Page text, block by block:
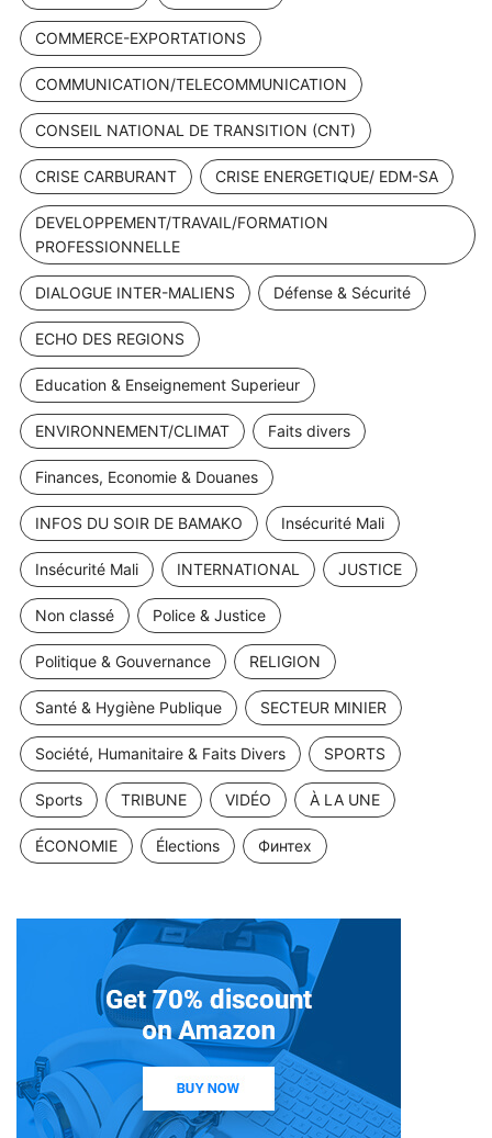
COMMERCE-EXPORTATIONS
COMMUNICATION/TELECOMMUNICATION
CONSEIL NATIONAL DE TRANSITION (CNT)
CRISE CARBURANT CRISE ENERGETIQUE/ EDM-SA
DEVELOPPEMENT/TRAVAIL/FORMATION
PROFESSIONNELLE
DIALOGUE INTER-MALIENS Défense & Sécurité
ECHO DES REGIONS
Education & Enseignement Superieur
ENVIRONNEMENT/CLIMAT Faits divers
Finances, Economie & Douanes
INFOS DU SOIR DE BAMAKO Insécurité Mali
Insécurité Mali INTERNATIONAL JUSTICE
Non classé Police & Justice
Politique & Gouvernance RELIGION
Santé & Hygiène Publique SECTEUR MINIER
Société, Humanitaire & Faits Divers SPORTS
Sports TRIBUNE VIDÉO À LA UNE
ÉCONOMIE Élections Финтех